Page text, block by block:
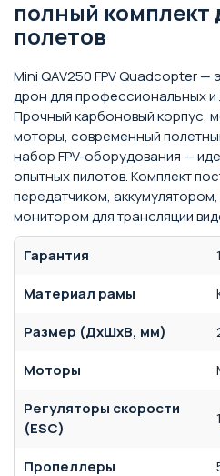
полный комплект
полетов
Mini QAV250 FPV Quadcopter —
дрон для профессиональных и
Прочный карбоновый корпус,
моторы, современный
набор FPV-оборудования —
опытных пилотов. Комплект
передатчиком,
монитором для трансляции
Гарантия
Материал рамы
Размер (ДхШхВ, мм)
Моторы
Регуляторы скорости
(ESC)
Пропеллеры